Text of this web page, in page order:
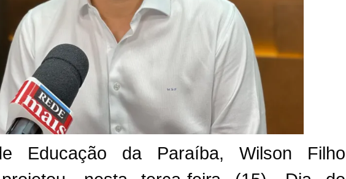
Educação da Paraíba, Wilson Filho